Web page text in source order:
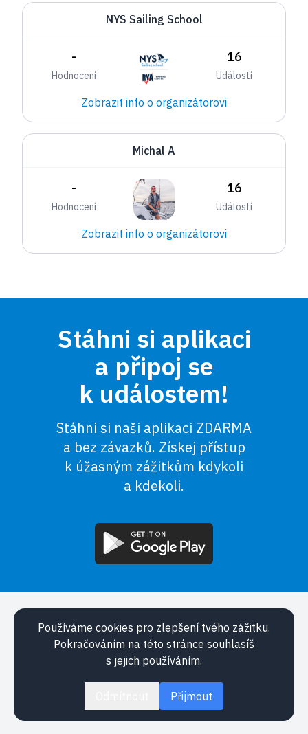
NYS Sailing School
-
Hodnocení
16
Událostí
Zobrazit info o organizátorovi
Michal A
-
Hodnocení
16
Událostí
Zobrazit info o organizátorovi
Stáhni si aplikaci
a připoj se
k událostem!
Stáhni si naši aplikaci ZDARMA
a bez závazků. Získej přístup
k úžasným zážitkům kdykoli
a kdekoli.
Appka
Události
O nás
Pro firmy
Kontakt
Používáme cookies pro zlepšení tvého zážitku.
Pokračováním na této stránce souhlasíš
s jejich používáním.
Přijmout